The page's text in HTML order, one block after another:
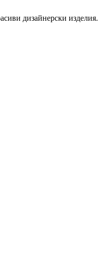
дизайнерски изделия.